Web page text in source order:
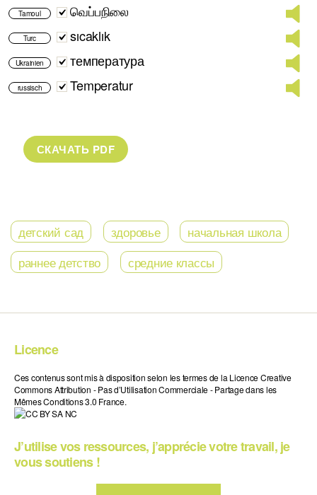
Tamoul வெப்பநிலை
Turc sıcaklık
Ukrainien температура
russisch Temperatur
детский сад здоровье
начальная школа
раннее детство
средние классы
Licence
Ces contenus sont mis à disposition selon les termes de la Licence Creative
Commons Attribution - Pas d’Utilisation Commerciale - Partage dans les
Mêmes Conditions 3.0 France.
J’utilise vos ressources, j’apprécie votre travail, je
vous soutiens !